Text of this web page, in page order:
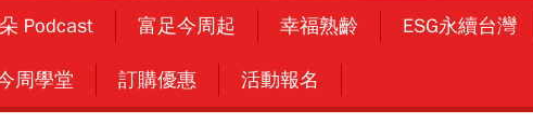
Podcast 富足今周起 幸福熟齡 ESG永續台灣
周學堂 訂購優惠 活動報名